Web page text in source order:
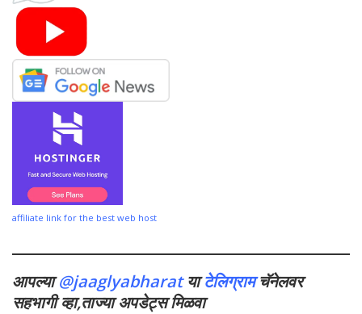
affiliate link for the best web host
आपल्या@jaaglyabharatयाटेलिग्रामचॅनेलवर
सहभागी व्हा,ताज्या अपडेट्स मिळवा